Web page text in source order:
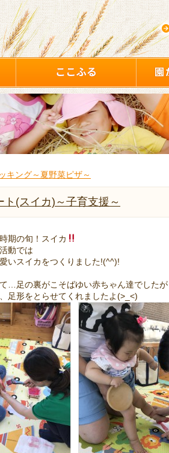
キング～夏野菜ピザ～
ト(スイカ)～子育支援～
期の旬！スイカ
動では
いスイカをつくりました!(^^)!
…足の裏がこそばゆい赤ちゃん達でしたが
足形をとらせてくれましたよ(>_<)